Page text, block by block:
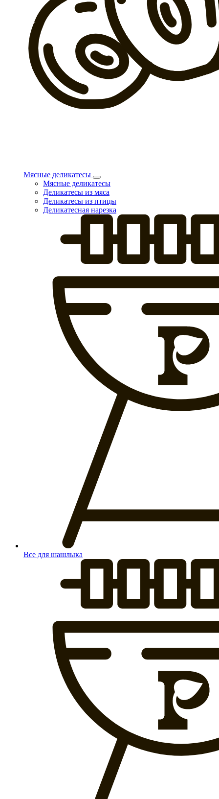
Мясные деликатесы
Мясные деликатесы
Деликатесы из мяса
Деликатесы из птицы
Деликатесная нарезка
Все для шашлыка